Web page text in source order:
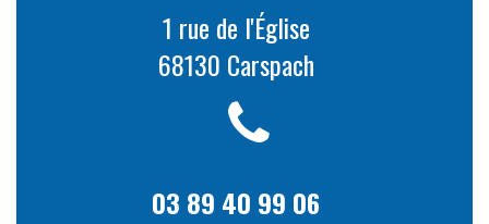
1 rue de l'Église
68130 Carspach
03 89 40 99 06